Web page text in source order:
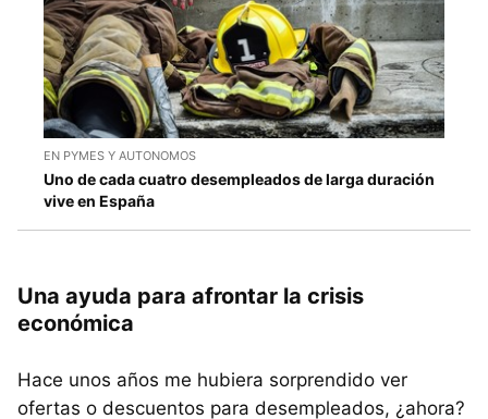
EN PYMES Y AUTONOMOS
Uno de cada cuatro desempleados de larga duración
vive en España
Una ayuda para afrontar la crisis
económica
Hace unos años me hubiera sorprendido ver
ofertas o descuentos para desempleados, ¿ahora?